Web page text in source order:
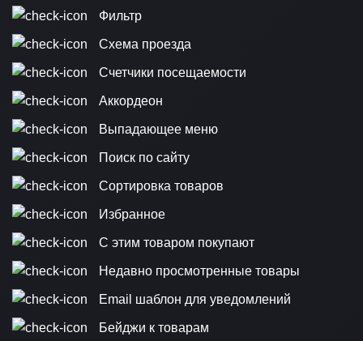
Фильтр
Схема проезда
Счетчики посещаемости
Аккордеон
Выпадающее меню
Поиск по сайту
Сортировка товаров
Избранное
С этим товаром покупают
Недавно просмотренные товары
Email шаблон для уведомлений
Бейджи к товарам